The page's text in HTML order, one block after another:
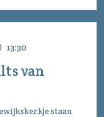
13:30
van
staan